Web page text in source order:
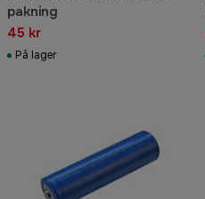
pakning
45 kr
På lager